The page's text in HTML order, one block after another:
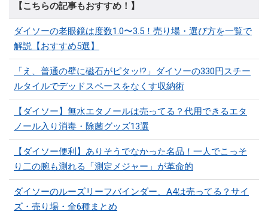
【こちらの記事もおすすめ！】
ダイソーの老眼鏡は度数1.0〜3.5！売り場・選び方を一覧で
解説【おすすめ5選】
「え、普通の壁に磁石がピタッ!?」ダイソーの330円スチー
ルタイルでデッドスペースをなくす収納術
【ダイソー】無水エタノールは売ってる？代用できるエタ
ノール入り消毒・除菌グッズ13選
【ダイソー便利】ありそうでなかった名品！一人でこっそ
り二の腕も測れる「測定メジャー」が革命的
ダイソーのルーズリーフバインダー、A4は売ってる？サイ
ズ・売り場・全6種まとめ